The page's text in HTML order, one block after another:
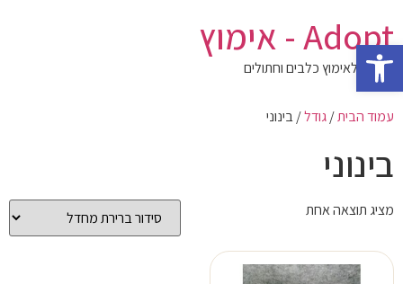
פתח סרגל נגישות
לתוכן
Adopt - אימוץ
המגזין לאימוץ כלבים וחתולים
עמוד הבית/גודל/ בינוני
בינוני
מציג תוצאה אחת